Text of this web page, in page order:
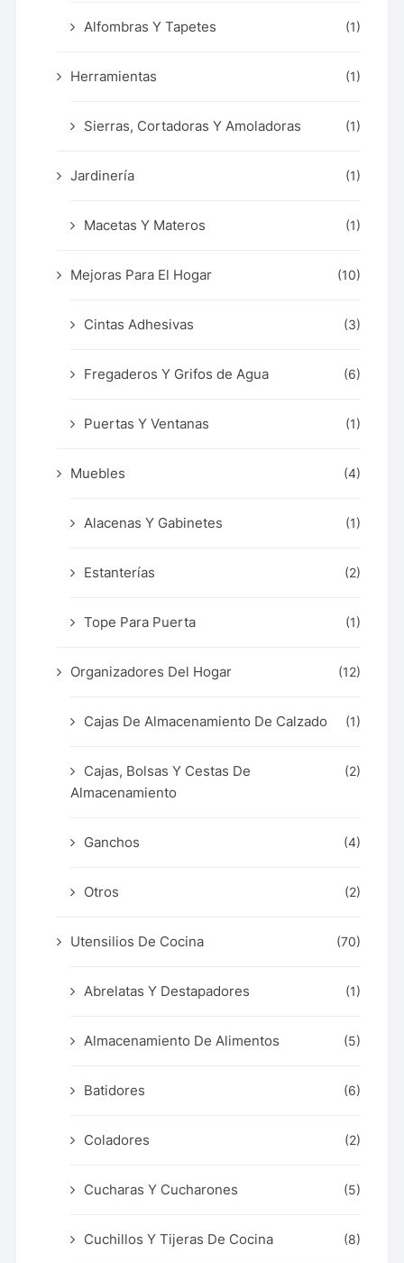
Alfombras Y Tapetes (1)
Herramientas (1)
Sierras, Cortadoras Y Amoladoras (1)
Jardinería (1)
Macetas Y Materos (1)
Mejoras Para El Hogar (10)
Cintas Adhesivas (3)
Fregaderos Y Grifos de Agua (6)
Puertas Y Ventanas (1)
Muebles (4)
Alacenas Y Gabinetes (1)
Estanterías (2)
Tope Para Puerta (1)
Organizadores Del Hogar (12)
Cajas De Almacenamiento De Calzado (1)
Cajas, Bolsas Y Cestas De
Almacenamiento
(2)
Ganchos (4)
Otros (2)
Utensilios De Cocina (70)
Abrelatas Y Destapadores (1)
Almacenamiento De Alimentos (5)
Batidores (6)
Coladores (2)
Cucharas Y Cucharones (5)
Cuchillos Y Tijeras De Cocina (8)